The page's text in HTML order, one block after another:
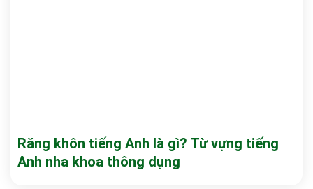
Răng khôn tiếng Anh là gì? Từ vựng tiếng
Anh nha khoa thông dụng